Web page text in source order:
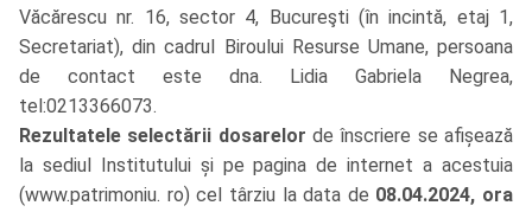
Văcărescu nr. 16, sector 4, Bucureşti (în incintă, etaj 1,
Secretariat), din cadrul Biroului Resurse Umane, persoana
de contact este dna. Lidia Gabriela Negrea,
tel:0213366073.
Rezultatele selectării dosarelor de înscriere se afișează
la sediul Institutului și pe pagina de internet a acestuia
(www.patrimoniu. ro) cel târziu la data de 08.04.2024, ora